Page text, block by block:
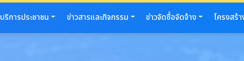
บริการประชาชน ข่าวสารและกิจกรรม ข่าวจัดซื้อจัดจ้าง โครงสร้